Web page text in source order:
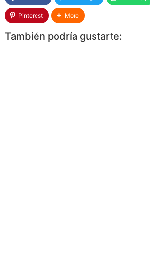
Pinterest More
También podría gustarte: